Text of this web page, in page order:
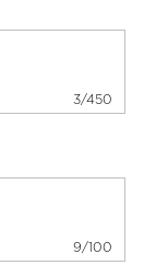
3/450
9/100